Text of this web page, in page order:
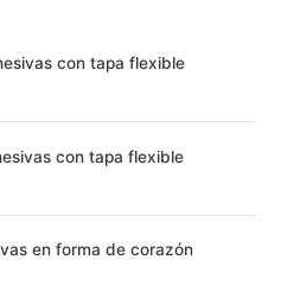
con tapa flexible
con tapa flexible
en forma de corazón